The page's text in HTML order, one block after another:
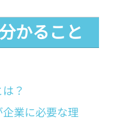
かること
？
業に必要な理